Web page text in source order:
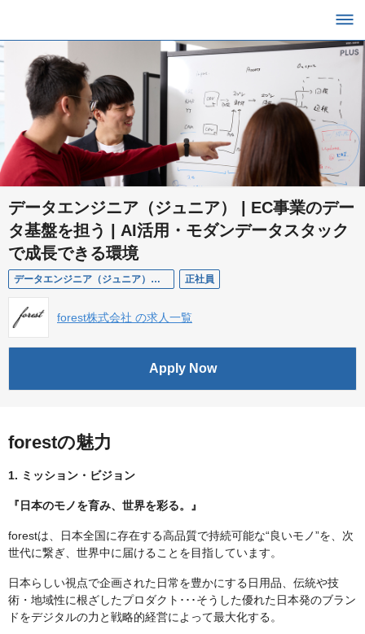
データエンジニア（ジュニア） | EC事業のデー
タ基盤を担う | AI活用・モダンデータスタック
で成長できる環境
データエンジニア（ジュニア）【T04】 正社員
forest株式会社 の求人一覧
Apply Now
forestの魅力
1. ミッション・ビジョン
『日本のモノを育み、世界を彩る。』
forestは、日本全国に存在する高品質で持続可能な“良いモノ”を、次
世代に繋ぎ、世界中に届けることを目指しています。
日本らしい視点で企画された日常を豊かにする日用品、伝統や技
術・地域性に根ざしたプロダクト･･･そうした優れた日本発のブラン
ドをデジタルの力と戦略的経営によって最大化する。